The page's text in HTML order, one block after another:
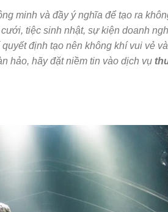
minh và đầy ý nghĩa để tạo ra
tiệc sinh nhật, sự kiện doanh
định tạo nên không khí vui vẻ
hảo, hãy đặt niềm tin vào dịch vụ